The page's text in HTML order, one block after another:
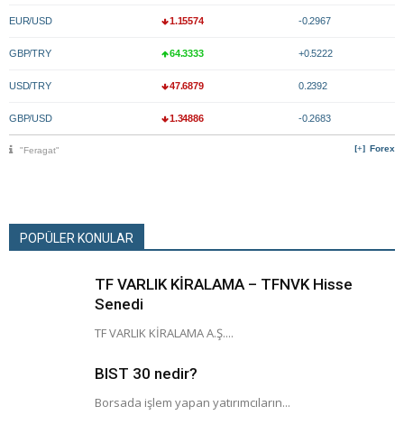
EUR/USD 1.15574 -0.2967
GBP/TRY 64.3333 +0.5222
USD/TRY 47.6879 0.2392
GBP/USD 1.34886 -0.2683
Forex
"Feragat"
POPÜLER KONULAR
TF VARLIK KİRALAMA – TFNVK Hisse
Senedi
TF VARLIK KİRALAMA A.Ş....
BIST 30 nedir?
Borsada işlem yapan yatırımcıların...